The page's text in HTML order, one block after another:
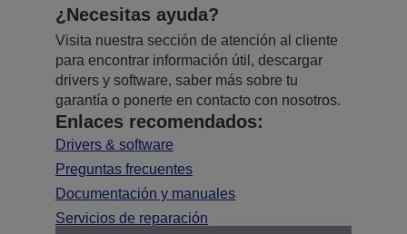
¿Necesitas ayuda?
Visita nuestra sección de atención al cliente
para encontrar información útil, descargar
drivers y software, saber más sobre tu
garantía o ponerte en contacto con nosotros.
Enlaces recomendados:
Drivers & software
Preguntas frecuentes
Documentación y manuales
Servicios de reparación